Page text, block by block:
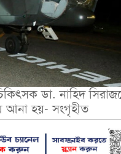
ডা. নাহিদ
আনা হয়- সংগৃহীত